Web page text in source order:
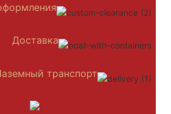
Доставка
транспорт